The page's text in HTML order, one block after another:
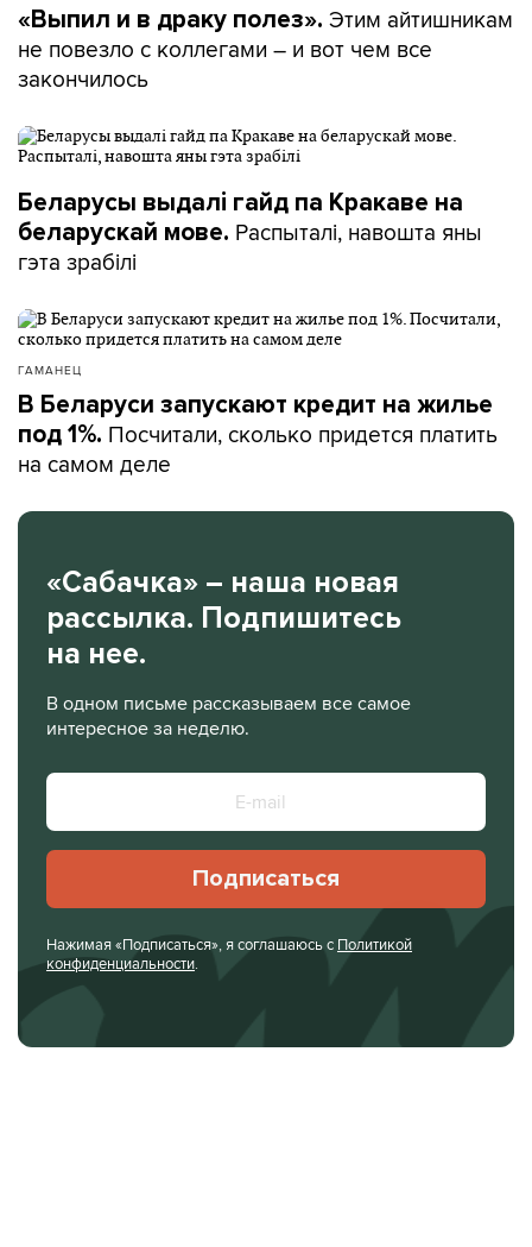
«Выпил и в драку полез». Этим айтишникам
не повезло с коллегами – и вот чем все
закончилось
Беларусы выдалі гайд па Кракаве на
беларускай мове. Распыталі, навошта яны
гэта зрабілі
ГАМАНЕЦ
В Беларуси запускают кредит на жилье
под 1%. Посчитали, сколько придется платить
на самом деле
«Сабачка» – наша новая
рассылка. Подпишитесь
на нее.
В одном письме рассказываем все самое
интересное за неделю.
Подписаться
Нажимая «Подписаться», я соглашаюсь с Политикой
конфиденциальности.